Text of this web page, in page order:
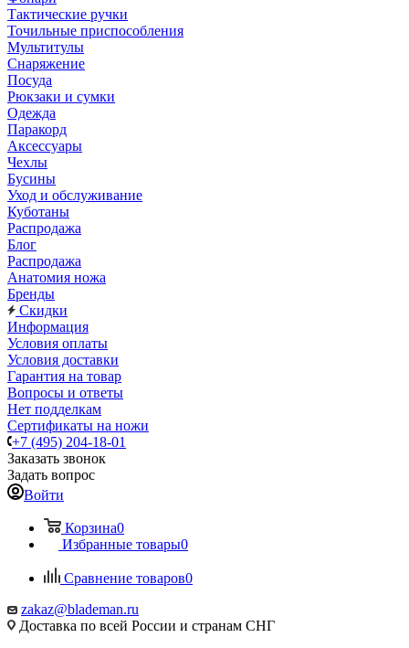
Тактические ручки
Точильные приспособления
Мультитулы
Снаряжение
Посуда
Рюкзаки и сумки
Одежда
Паракорд
Аксессуары
Чехлы
Бусины
Уход и обслуживание
Куботаны
Распродажа
Блог
Распродажа
Анатомия ножа
Бренды
Скидки
Информация
Условия оплаты
Условия доставки
Гарантия на товар
Вопросы и ответы
Нет подделкам
Сертификаты на ножи
+7 (495) 204-18-01
Заказать звонок
Задать вопрос
Войти
Корзина0
Избранные товары0
Сравнение товаров0
zakaz@blademan.ru
Доставка по всей России и странам СНГ